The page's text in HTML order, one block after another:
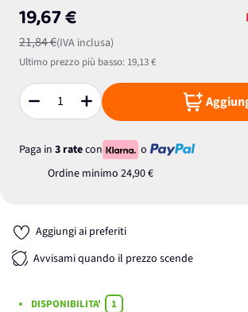
19,67 €
21,84 €(IVA inclusa)
Ultimo prezzo più basso: 19,13 €
Quantità
Paga in 3 ratecon
o
Ordine minimo 24,90 €
Aggiungi ai preferiti
Avvisami quando il prezzo scende
DISPONIBILITA'
1